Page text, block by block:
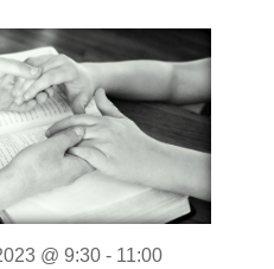
@ 9:30 - 11:00